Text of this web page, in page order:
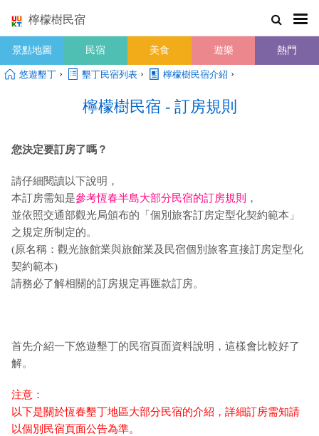
檸檬樹民宿
景點地圖 民宿 美食 遊樂 熱門
悠遊墾丁 › 墾丁民宿列表 › 檸檬樹民宿介紹 ›
檸檬樹民宿 - 訂房規則
您決定要訂房了嗎？
請仔細閱讀以下說明，
本訂房需知是參考恆春半島大部分民宿的訂房規則
，
並依照交通部觀光局頒布的「個別旅客訂房定型化契約範本」
之規定所制定的。
(原名稱：觀光旅館業與旅館業及民宿個別旅客直接訂房定型化
契約範本)
請務必了解相關的訂房規定再匯款訂房。
首先介紹一下悠遊墾丁的民宿頁面資料說明，這樣會比較好了
解。
注意：
以下是關於恆春墾丁地區大部分民宿的介紹，詳細訂房需知請
以個別民宿頁面公告為準。